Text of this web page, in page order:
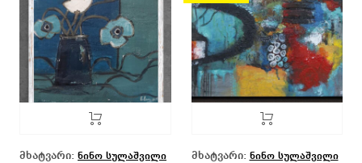
მხატვარი: ნინო სულაშვილი მხატვარი: ნინო სულაშვილი